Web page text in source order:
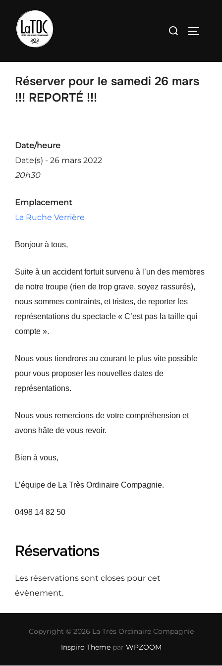
contenu
Rechercher :
Réserver pour le samedi 26 mars
!!! REPORTÉ !!!
Date/heure
Date(s) - 26 mars 2022
20h30
Emplacement
La Ruche Verrière
Bonjour à tous,
Suite à un accident fortuit survenu à l’un des membres
de notre troupe (rien de trop grave, soyez rassurés),
nous sommes contraints, et tristes, de reporter les
représentations du spectacle « C’est pas la taille qui
compte ».
Nous vous tiendrons au courant le plus vite possible
pour vous proposer les nouvelles dates de
représentations.
Nous vous remercions de votre compréhension et
avons hâte de vous revoir.
Bien à vous,
L’équipe de La Très Ordinaire Compagnie.
0498 14 82 50
Réservations
Les réservations sont closes pour cet
évènement.
Copyright © 2026 La Très Ordinaire Compagnie
Inspiro Themepar WPZOOM